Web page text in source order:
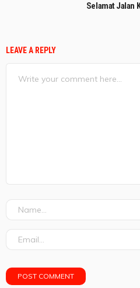
Selamat Jalan
LEAVE A REPLY